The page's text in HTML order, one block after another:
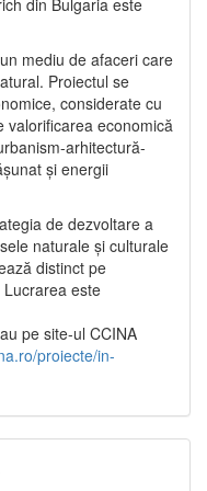
mediu de afaceri care
Proiectul se
considerate cu
valorificarea economică
arhitectură-
și energii
de dezvoltare a
naturale și culturale
distinct pe
este
pe site-ul CCINA
proiecte/in-